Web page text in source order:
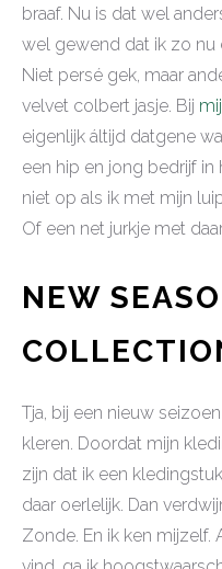
braaf. Nu is dat wel
wel gewend dat ik zo nu
Niet persé gek, maar
velvet colbert jasje. Bij
eigenlijk áltijd datgene
een hip en jong bedrijf in
niet op als ik met mijn
Of een net jurkje met
NEW
Tja, bij een nieuw
kleren. Doordat mijn
zijn dat ik een
daar oerlelijk. Dan
Zonde. En ik ken mijzelf.